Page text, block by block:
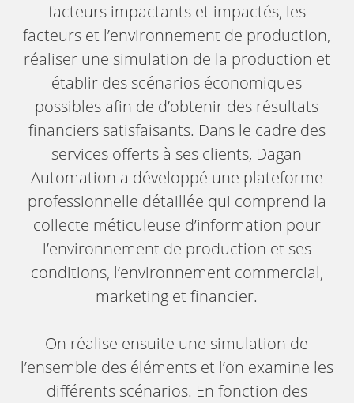
facteurs impactants et impactés, les
facteurs et l’environnement de production,
réaliser une simulation de la production et
établir des scénarios économiques
possibles afin de d’obtenir des résultats
financiers satisfaisants. Dans le cadre des
services offerts à ses clients, Dagan
Automation a développé une plateforme
professionnelle détaillée qui comprend la
collecte méticuleuse d’information pour
l’environnement de production et ses
conditions, l’environnement commercial,
marketing et financier.
On réalise ensuite une simulation de
l’ensemble des éléments et l’on examine les
différents scénarios. En fonction des